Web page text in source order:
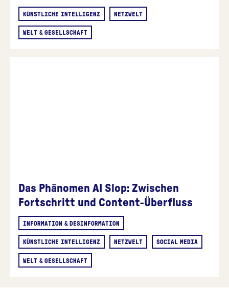
KÜNSTLICHE INTELLIGENZ NETZWELT
WELT & GESELLSCHAFT
Das Phänomen AI Slop: Zwischen
Fortschritt und Content-Überfluss
INFORMATION & DESINFORMATION
KÜNSTLICHE INTELLIGENZ NETZWELT SOCIAL MEDIA
WELT & GESELLSCHAFT